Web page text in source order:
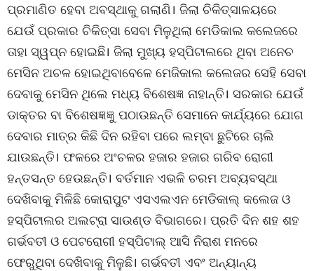
ପ୍ରମାଣିତ ହେବା ଅବସ୍ଥାକୁ ଗଲାଣି। ଜିଲା ଚିକିତ୍ସାଳୟରେ
ଯେଉଁ ପ୍ରକାର ଚିକିତ୍ସା ସେବା ମିଳୁଥିଲା ମେଡିକାଲ କଲେଜରେ
ତାହା ସ୍ୱପ୍ନ ହୋଇଛି। ଜିଲା ମୁଖ୍ୟ ହସ୍ପିଟାଲରେ ଥିବା ଅନେଚ
ମେସିନ ଅଚଳ ହୋଇଥିବାବେଳେ ମେଜିକାଲ କଲେଜର ସେହି ସେବା
ଦେବାକୁ ମେସିନ ଥିଲେ ମଧ୍ୟ ବିଶେଷଜ୍ଞ ନାହାନ୍ତି। ସରକାର ଯେଉଁ
ଡାକ୍ତର ବା ବିଶେଷଜ୍ଞଜ୍ଞୁ ପଠାଉଛନ୍ତି ସେମାନେ କାର୍ଯ୍ୟରେ ଯୋଗ
ଦେବାର ମାତ୍ର କିଛି ଦିନ ରହିବା ପରେ ଲମ୍ବା ଛୁଟିରେ ଚାଲି
ଯାଉଛନ୍ତି। ଫଳରେ ଅଂଚଳର ହଜାର ହଜାର ଗରିବ ରୋଗୀ
ହନ୍ତସନ୍ତ ହେଉଛନ୍ତି। ବର୍ତମାନ ଏଭଳି ଚରମ ଅବ୍ୟବସ୍ଥା
ଦେଖିବାକୁ ମିଳିଛି କୋରାପୁଟ ଏସଏଲଏନ ମେଡିକାଲ୍ କଲେଜ ଓ
ହସ୍ପିଟାଲର ଅଲଟ୍ରା ସାଉଣ୍ଡ ବିଭାଗରେ। ପ୍ରତି ଦିନ ଶହ ଶହ
ଗର୍ଭବତୀ ଓ ପେଟରୋଗୀ ହସ୍ପିଟାଲ୍ ଆସି ନିରାଶ ମନରେ
ଫେରୁଥିବା ଦେଖିବାକୁ ମିଳୁଛି। ଗର୍ଭବତୀ ଏବଂ ଅନ୍ୟାନ୍ୟ